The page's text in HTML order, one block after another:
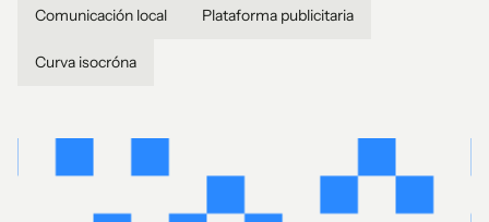
Comunicación local Plataforma publicitaria
Curva isocróna